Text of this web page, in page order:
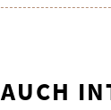
AUCH